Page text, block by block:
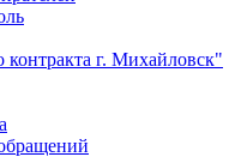
контракта г. Михайловск"